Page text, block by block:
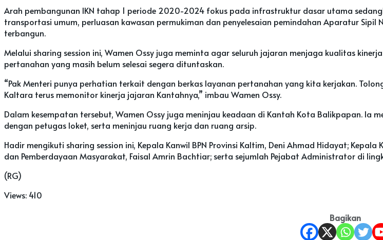
Arah pembangunan IKN tahap 1 periode 2020-2024 fokus pada infrastruktur dasar utama
transportasi umum, perluasan kawasan permukiman dan penyelesaian pemindahan Aparatur
terbangun.
Melalui sharing session ini, Wamen Ossy juga meminta agar seluruh jajaran menjaga kualitas
pertanahan yang masih belum selesai segera dituntaskan.
“Pak Menteri punya perhatian terkait dengan berkas layanan pertanahan yang kita kerjakan.
Kaltara terus memonitor kinerja jajaran Kantahnya,” imbau Wamen Ossy.
Dalam kesempatan tersebut, Wamen Ossy juga meninjau keadaan di Kantah Kota Balikpapan.
dengan petugas loket, serta meninjau ruang kerja dan ruang arsip.
Hadir mengikuti sharing session ini, Kepala Kanwil BPN Provinsi Kaltim, Deni Ahmad Hidayat;
dan Pemberdayaan Masyarakat, Faisal Amrin Bachtiar; serta sejumlah Pejabat Administrator di
(RG)
Views:410
Bagikan